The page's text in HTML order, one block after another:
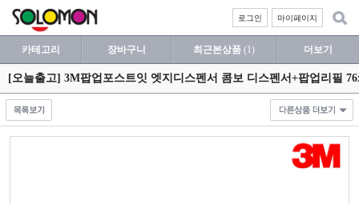
마이페이지
로그인
카테고리 장바구니 최근본상품 (1) 더보기
[오늘출고] 3M팝업포스트잇 엣지디스펜서 콤보 디스펜서+팝업리필